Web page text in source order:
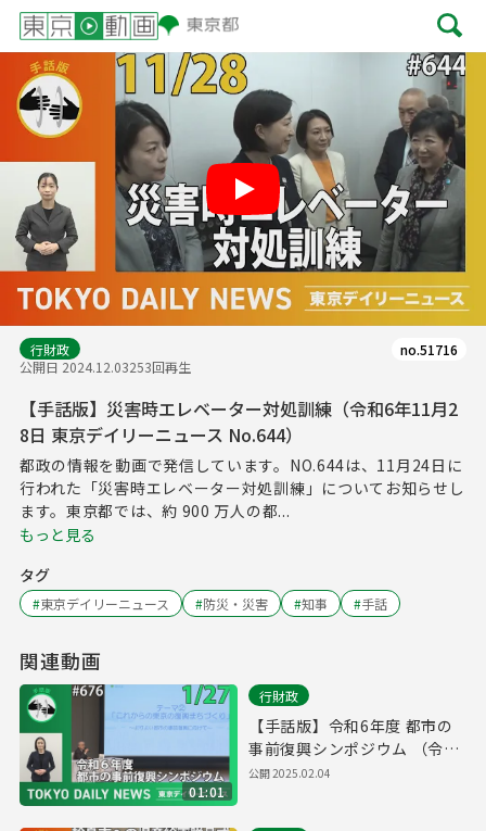
Play
行財政
公開日 2024.12.03253回再生
no.51716
【手話版】災害時エレベーター対処訓練（令和6年11月2
8日 東京デイリーニュース No.644）
都政の情報を動画で発信しています。NO.644は、11月24日に
行われた「災害時エレベーター対処訓練」についてお知らせし
ます。東京都では、約 900 万人の都...
もっと見る
タグ
#東京デイリーニュース #防災・災害 #知事 #手話
関連動画
01:01
行財政
【手話版】令和6年度 都市の
事前復興シンポジウム （令和
7年1月27日 東京デイリーニュ
公開2025.02.04